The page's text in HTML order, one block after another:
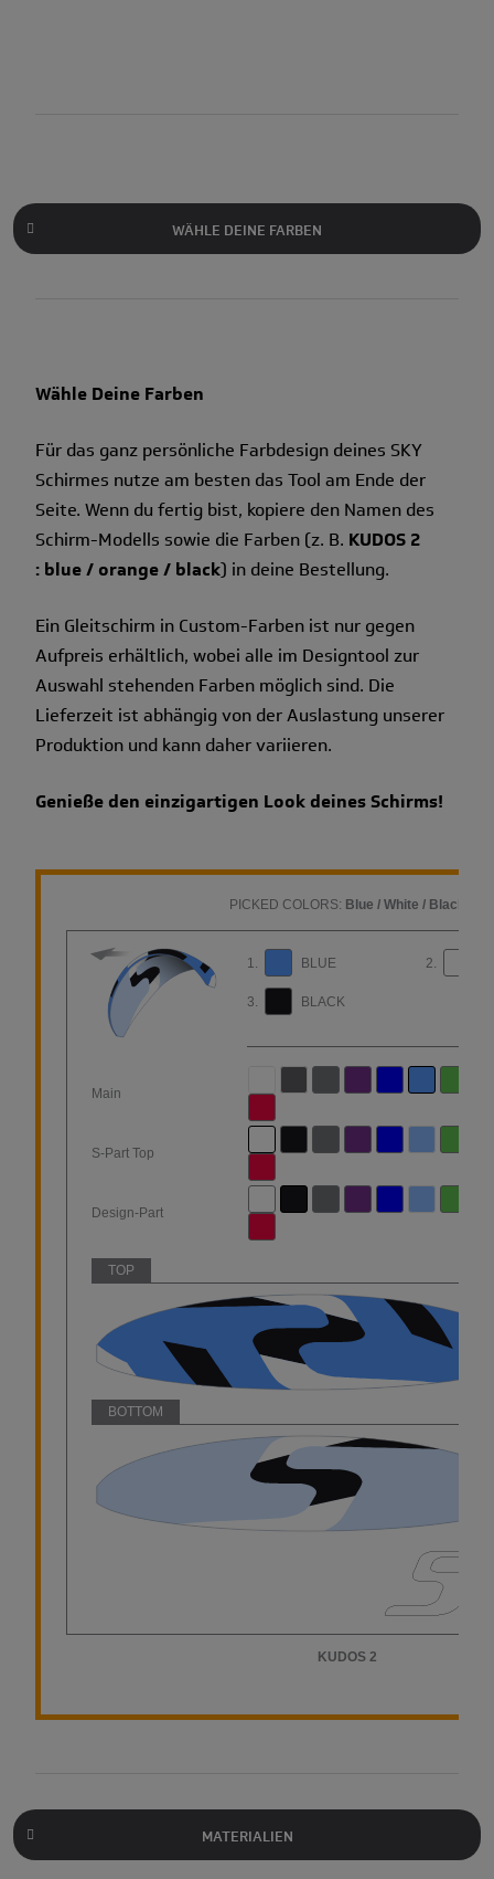
WÄHLE DEINE FARBEN
Wähle Deine Farben
Für das ganz persönliche Farbdesign deines SKY
Schirmes nutze am besten das Tool am Ende der
Seite. Wenn du fertig bist, kopiere den Namen des
Schirm-Modells sowie die Farben (z. B. KUDOS 2
: blue / orange / black) in deine Bestellung.
Ein Gleitschirm in Custom-Farben ist nur gegen
Aufpreis erhältlich, wobei alle im Designtool zur
Auswahl stehenden Farben möglich sind. Die
Lieferzeit ist abhängig von der Auslastung unserer
Produktion und kann daher variieren.
Genieße den einzigartigen Look deines Schirms!
MATERIALIEN